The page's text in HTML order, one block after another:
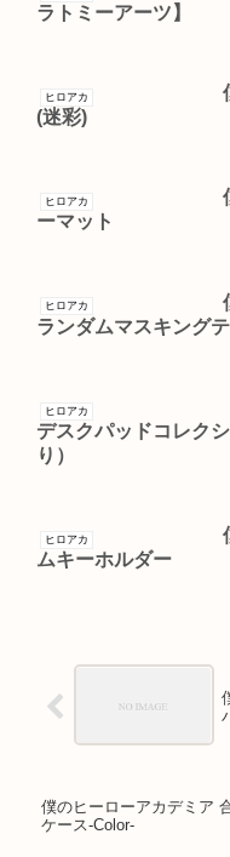
ラトミーアーツ】
ヒロアカ
(迷彩)
ヒロアカ
ーマット
ヒロアカ
ランダムマスキング
ヒロアカ
デスクパッドコレク
り）
ヒロアカ
ムキーホルダー
僕のヒーローアカデミア
ケース-Color-